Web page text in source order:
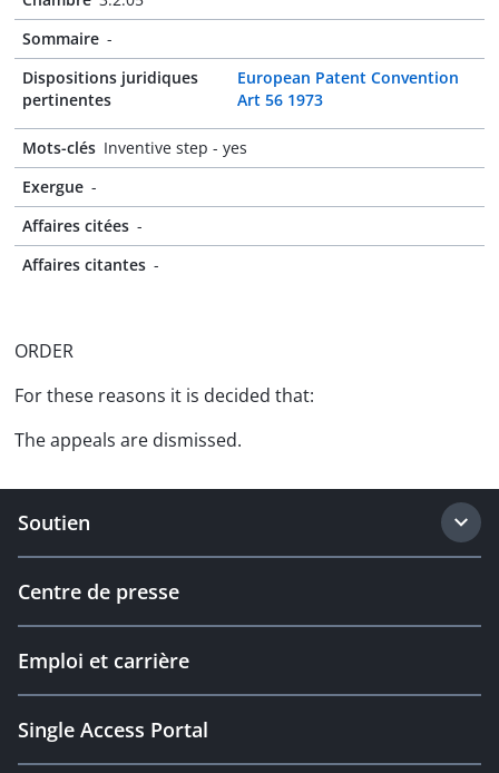
Sommaire -
Dispositions juridiques
pertinentes
European Patent Convention
Art 56 1973
Mots-clés Inventive step - yes
Exergue -
Affaires citées -
Affaires citantes -
ORDER
For these reasons it is decided that:
The appeals are dismissed.
Soutien
Centre de presse
Emploi et carrière
Single Access Portal